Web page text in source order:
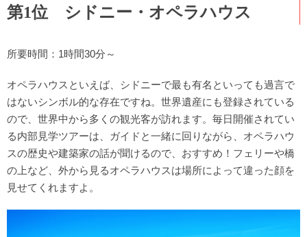
第1位 シドニー・オペラハウス
所要時間：1時間30分～
オペラハウスといえば、シドニーで最も有名といっても過言で
はないシンボル的な存在ですね。世界遺産にも登録されている
ので、世界中から多くの観光客が訪れます。毎日開催されてい
る内部見学ツアーは、ガイドと一緒に回りながら、オペラハウ
スの歴史や建築家の話が聞けるので、おすすめ！フェリーや橋
の上など、外から見るオペラハウスは場所によって違った顔を
見せてくれますよ。